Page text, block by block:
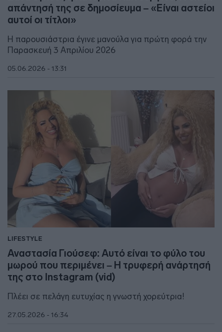
απάντησή της σε δημοσίευμα – «Είναι αστείοι
αυτοί οι τίτλοι»
Η παρουσιάστρια έγινε μανούλα για πρώτη φορά την
Παρασκευή 3 Απριλίου 2026
05.06.2026 - 13:31
LIFESTYLE
Αναστασία Γιούσεφ: Αυτό είναι το φύλο του
μωρού που περιμένει – Η τρυφερή ανάρτησή
της στο Instagram (vid)
Πλέει σε πελάγη ευτυχίας η γνωστή χορεύτρια!
27.05.2026 - 16:34